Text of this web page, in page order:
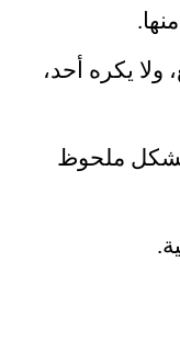
يكره أحد،
بشكل ملحوظ